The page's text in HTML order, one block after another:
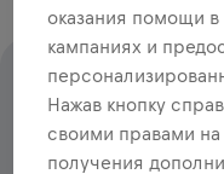
100%
НА
оказания помощи
кампаниях и
Нажав кнопку
своими правами
получения